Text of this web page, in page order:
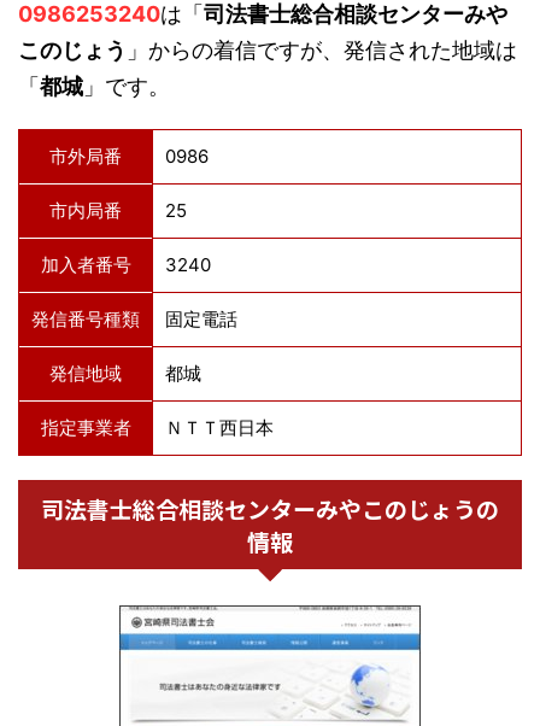
0986253240は「 司法書士総合相談センターみや
このじょう 」からの着信ですが、発信された地域は
「 都城 」です。
市外局番 0986
市内局番 25
加入者番号 3240
発信番号種類 固定電話
発信地域 都城
指定事業者 ＮＴＴ西日本
司法書士総合相談センターみやこのじょうの
情報